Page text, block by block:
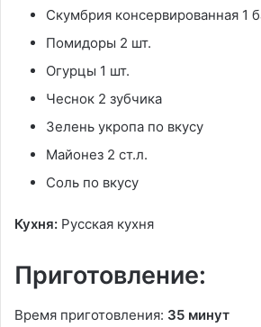
Скумбрия консервированная 1
Помидоры 2 шт.
Огурцы 1 шт.
Чеснок 2 зубчика
Зелень укропа по вкусу
Майонез 2 ст.л.
Соль по вкусу
Кухня: Русская кухня
Приготовление:
Время приготовления: 35 минут